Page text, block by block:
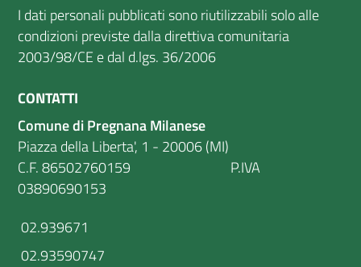
I dati personali pubblicati sono riutilizzabili solo alle
condizioni previste dalla direttiva comunitaria
2003/98/CE e dal d.lgs. 36/2006
CONTATTI
Comune di Pregnana Milanese
Piazza della Liberta', 1 - 20006 (MI)
C.F. 86502760159 P.IVA
03890690153
02.939671
02.93590747